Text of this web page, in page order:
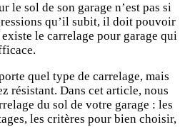
le sol de son garage n’est pas si
qu’il subit, il doit pouvoir
le carrelage pour garage qui
quel type de carrelage, mais
résistant. Dans cet article, nous
du sol de votre garage : les
les critères pour bien choisir,